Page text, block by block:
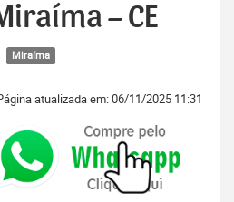
– CE
Miraíma
atualizada em: 06/11/2025 11:31